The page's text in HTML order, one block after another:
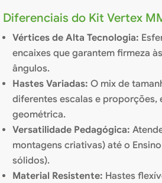
Diferenciais do Kit Vertex
Vértices de Alta Tecnologia:
encaixes que garantem firmeza
ângulos.
Hastes Variadas: O mix de
diferentes escalas e proporções,
geométrica.
Versatilidade Pedagógica:
montagens criativas) até o
sólidos).
Material Resistente: Hastes